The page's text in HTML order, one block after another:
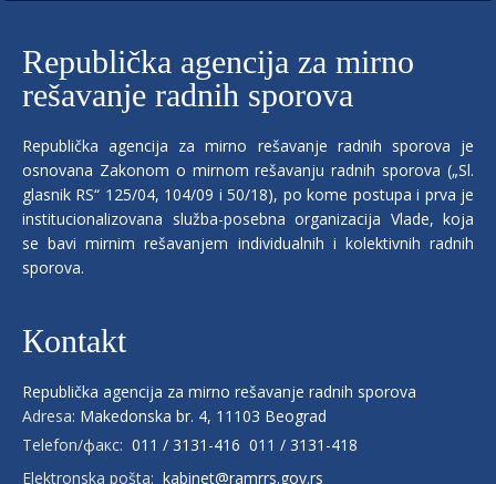
Republička agencija za mirno
rešavanje radnih sporova
Republička agencija za mirno rešavanje radnih sporova je
osnovana Zakonom o mirnom rešavanju radnih sporova („Sl.
glasnik RS“ 125/04, 104/09 i 50/18), po kome postupa i prva je
institucionalizovana služba-posebna organizacija Vlade, koja
se bavi mirnim rešavanjem individualnih i kolektivnih radnih
sporova.
Кontakt
Republička agencija za mirno rešavanje radnih sporova
Adresa: Makedonska br. 4, 11103 Beograd
Telefon/факс: 011 / 3131-416 011 / 3131-418
Elektronska pošta: kabinet@ramrrs.gov.rs